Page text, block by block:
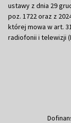
ustawy z dnia 29
poz. 1722 oraz z
której mowa w art.
radiofonii i telewizji